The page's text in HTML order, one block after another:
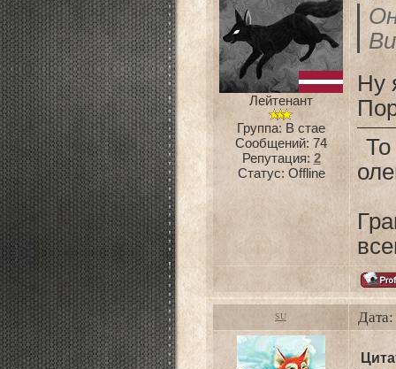
Лейтенант
Группа: В стае
Сообщений: 74
Репутация: 2
Статус: Offline
Ну
То
SU